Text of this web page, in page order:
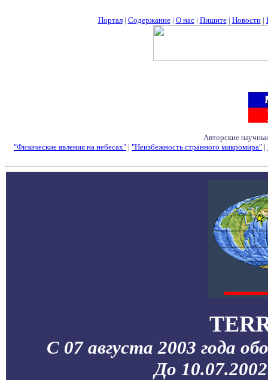
Портал| Содержание| О нас| Пишите| Новости|
Авторские
"Физические явления на небесах" | "Неизбежность странного микромира" |
С 07 августа 2003 года
До